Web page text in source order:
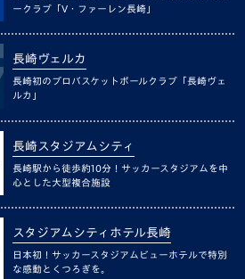
ークラブ「V・ファーレン長崎」
長崎ヴェルカ
長崎初のプロバスケットボールクラブ「長崎ヴェ
ルカ」
長崎スタジアムシティ
長崎駅から徒歩約10分！サッカースタジアムを中
心とした大型複合施設
スタジアムシティホテル長崎
日本初！サッカースタジアムビューホテルで特別
な感動とくつろぎを。